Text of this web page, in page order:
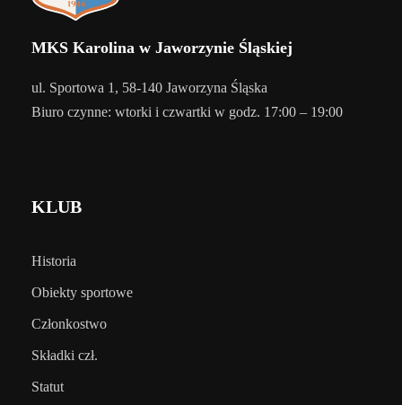
MKS Karolina w Jaworzynie Śląskiej
ul. Sportowa 1, 58-140 Jaworzyna Śląska
Biuro czynne: wtorki i czwartki w godz. 17:00 – 19:00
KLUB
Historia
Obiekty sportowe
Członkostwo
Składki czł.
Statut